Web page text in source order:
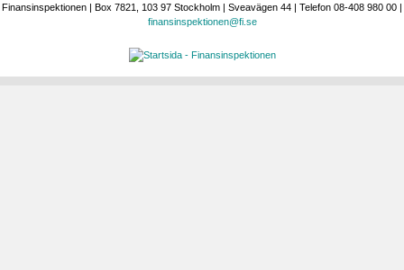
Finansinspektionen | Box 7821, 103 97 Stockholm | Sveavägen 44 | Telefon 08-408 980 00 |
finansinspektionen@fi.se